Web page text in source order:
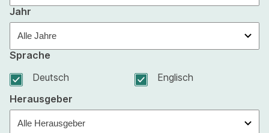
Jahr
Sprache
Deutsch
Englisch
Herausgeber